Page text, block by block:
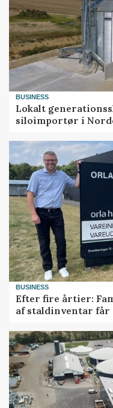
BUSINESS
Lokalt
siloimportør i
BUSINESS
Efter fire årtier:
af staldinventar får